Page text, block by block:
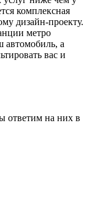
комплексная
дизайн-проекту.
метро
а
вас и
ответим на них в